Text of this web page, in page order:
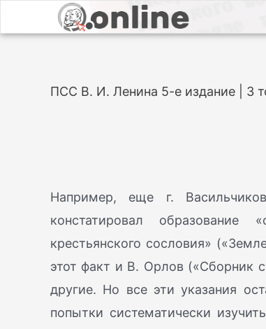
ПСС В. И. Ленина 5-е издание | 3
Например, еще г.
констатировал образование
крестьянского сословия»
этот факт и В. Орлов («Сборник
другие. Но все эти указания
попытки систематически